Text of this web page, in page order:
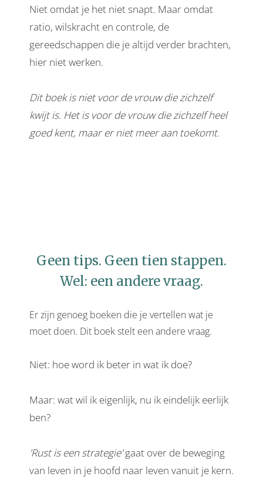
Niet omdat je het niet snapt. Maar omdat
ratio, wilskracht en controle, de
gereedschappen die je altijd verder brachten,
hier niet werken.
Dit boek is niet voor de vrouw die zichzelf
kwijt is. Het is voor de vrouw die zichzelf heel
goed kent, maar er niet meer aan toekomt.
Geen tips. Geen tien stappen.
Wel: een andere vraag.
Er zijn genoeg boeken die je vertellen wat je
moet doen. Dit boek stelt een andere vraag.
Niet: hoe word ik beter in wat ik doe?
Maar: wat wil ik eigenlijk, nu ik eindelijk eerlijk
ben?
'Rust is een strategie'gaat over de beweging
van leven in je hoofd naar leven vanuit je kern.